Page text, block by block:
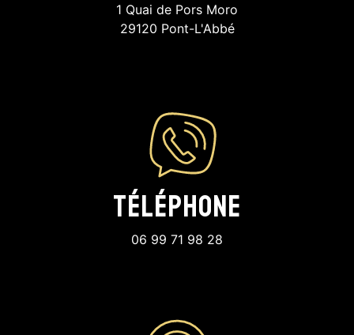
1 Quai de Pors Moro
29120 Pont-L'Abbé
Téléphone
06 99 71 98 28